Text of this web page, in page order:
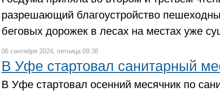
разрешающий благоустройство
беговых дорожек в лесах на местах уже
06 сентября 2024, пятница 09:38
В Уфе стартовал санитарный
В Уфе стартовал осенний месячник по